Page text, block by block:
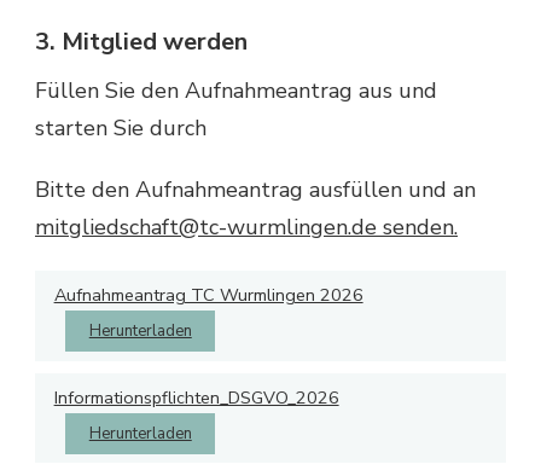
3. Mitglied werden
Füllen Sie den Aufnahmeantrag aus und
starten Sie durch
Bitte den Aufnahmeantrag ausfüllen und an
mitgliedschaft@tc-wurmlingen.de senden.
Aufnahmeantrag TC Wurmlingen 2026
Herunterladen
Informationspflichten_DSGVO_2026
Herunterladen